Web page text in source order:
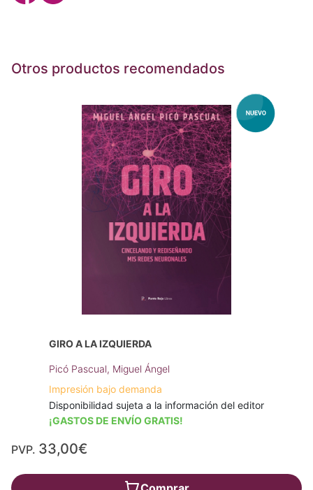
Otros productos recomendados
GIRO A LA IZQUIERDA
Picó Pascual, Miguel Ángel
Impresión bajo demanda
Disponibilidad sujeta a la información del editor
¡GASTOS DE ENVÍO GRATIS!
PVP. 33,00€